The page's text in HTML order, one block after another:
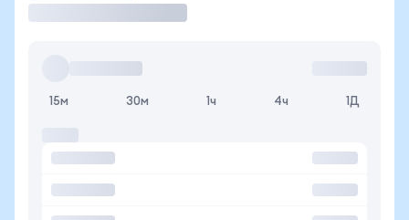
15м 30м 1ч 4ч 1Д